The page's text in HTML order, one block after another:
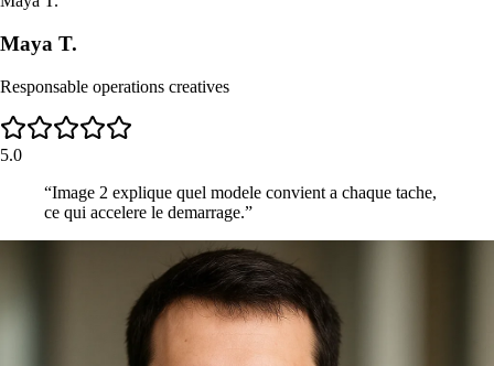
Maya T.
Responsable operations creatives
5.0
“Image 2 explique quel modele convient a chaque tache,
ce qui accelere le demarrage.”